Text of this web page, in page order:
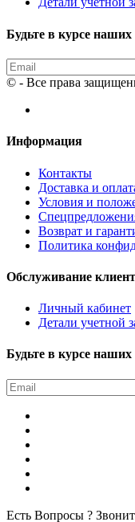
Будьте в курсе наших
© - Все права
Информация
Контакты
Доставка и
Условия и
Возврат и
Политика
Обслуживание
Личный кабинет
Детали учетной
Будьте в курсе наших
Есть Вопросы ?